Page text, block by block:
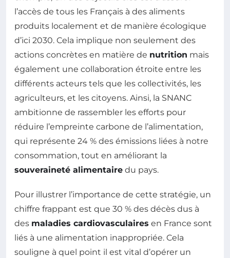
l’accès de tous les Français à des aliments
produits localement et de manière écologique
d’ici 2030. Cela implique non seulement des
actions concrètes en matière de nutrition mais
également une collaboration étroite entre les
différents acteurs tels que les collectivités, les
agriculteurs, et les citoyens. Ainsi, la SNANC
ambitionne de rassembler les efforts pour
réduire l’empreinte carbone de l’alimentation,
qui représente 24 % des émissions liées à notre
consommation, tout en améliorant la
souveraineté alimentaire du pays.
Pour illustrer l’importance de cette stratégie, un
chiffre frappant est que 30 % des décès dus à
des maladies cardiovasculaires en France sont
liés à une alimentation inappropriée. Cela
souligne à quel point il est vital d’opérer un